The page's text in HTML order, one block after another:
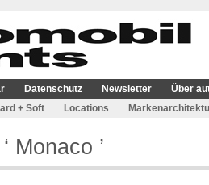
Datenschutz Newsletter
Über
+ Soft Locations
Monaco ’